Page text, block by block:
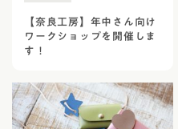
【奈良工房】年中さん向け
ワークショップを開催しま
す！